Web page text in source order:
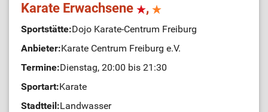
Karate Erwachsene ,
Sportstätte:Dojo Karate-Centrum Freiburg
Anbieter:Karate Centrum Freiburg e.V.
Termine:Dienstag, 20:00 bis 21:30
Sportart:Karate
Stadtteil:Landwasser